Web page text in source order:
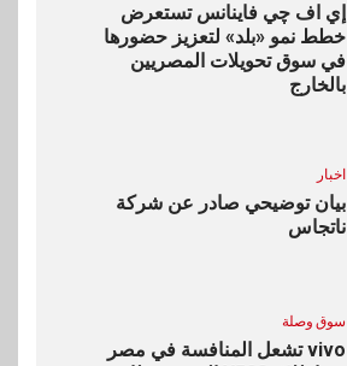
إي اف چي فاينانس تستعرض
خطط نمو «بلد» لتعزيز حضورها
في سوق تحويلات المصريين
بالخارج
اخبار
بيان توضيحي صادر عن شركة
ناتجاس
سوق وصلة
vivo تشعل المنافسة في مصر